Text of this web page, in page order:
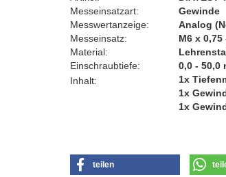
Messeinsatzart:
Gewinde
Messwertanzeige:
Analog
Messeinsatz:
M6 x 0,75
Material:
Einschraubtiefe:
0,0 - 50,0
Inhalt:
1x
1x
1x
teilen